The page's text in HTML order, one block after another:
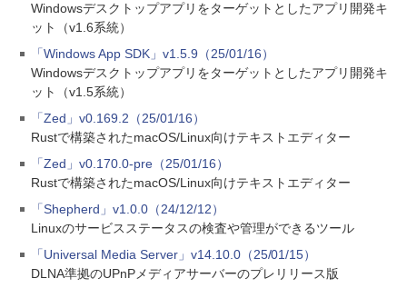
Windowsデスクトップアプリをターゲットとしたアプリ開発キ
ット（v1.6系統）
「Windows App SDK」v1.5.9（25/01/16）
Windowsデスクトップアプリをターゲットとしたアプリ開発キ
ット（v1.5系統）
「Zed」v0.169.2（25/01/16）
Rustで構築されたmacOS/Linux向けテキストエディター
「Zed」v0.170.0-pre（25/01/16）
Rustで構築されたmacOS/Linux向けテキストエディター
「Shepherd」v1.0.0（24/12/12）
Linuxのサービスステータスの検査や管理ができるツール
「Universal Media Server」v14.10.0（25/01/15）
DLNA準拠のUPnPメディアサーバーのプレリリース版